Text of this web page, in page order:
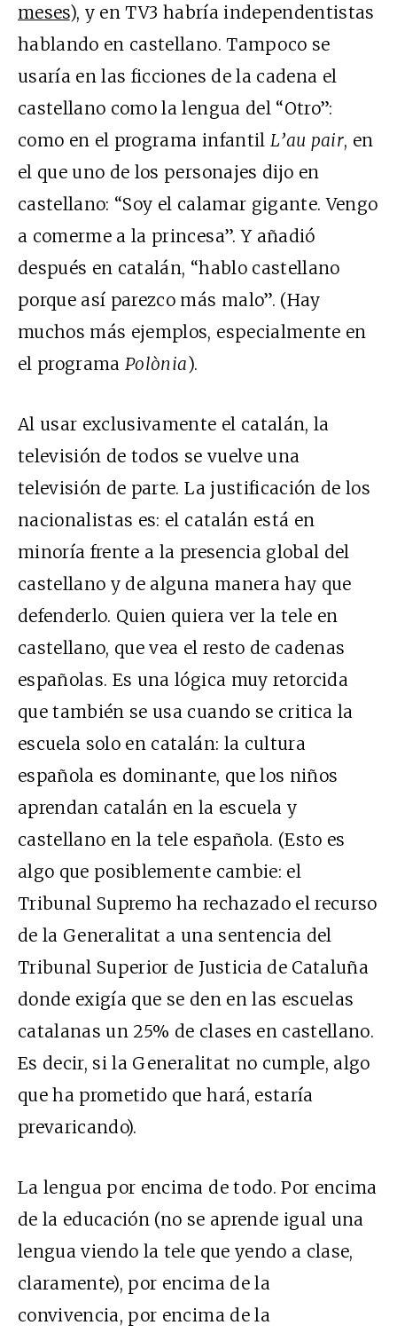
meses), y en TV3 habría independentistas
hablando en castellano. Tampoco se
usaría en las ficciones de la cadena el
castellano como la lengua del “Otro”:
como en el programa infantil L’au pair, en
el que uno de los personajes dijo en
castellano: “Soy el calamar gigante. Vengo
a comerme a la princesa”. Y añadió
después en catalán, “hablo castellano
porque así parezco más malo”. (Hay
muchos más ejemplos, especialmente en
el programaPolònia).
Al usar exclusivamente el catalán, la
televisión de todos se vuelve una
televisión de parte. La justificación de los
nacionalistas es: el catalán está en
minoría frente a la presencia global del
castellano y de alguna manera hay que
defenderlo. Quien quiera ver la tele en
castellano, que vea el resto de cadenas
españolas. Es una lógica muy retorcida
que también se usa cuando se critica la
escuela solo en catalán: la cultura
española es dominante, que los niños
aprendan catalán en la escuela y
castellano en la tele española. (Esto es
algo que posiblemente cambie: el
Tribunal Supremo ha rechazado el recurso
de la Generalitat a una sentencia del
Tribunal Superior de Justicia de Cataluña
donde exigía que se den en las escuelas
catalanas un 25% de clases en castellano.
Es decir, si la Generalitat no cumple, algo
que ha prometido que hará, estaría
prevaricando).
La lengua por encima de todo. Por encima
de la educación (no se aprende igual una
lengua viendo la tele que yendo a clase,
claramente), por encima de la
convivencia, por encima de la